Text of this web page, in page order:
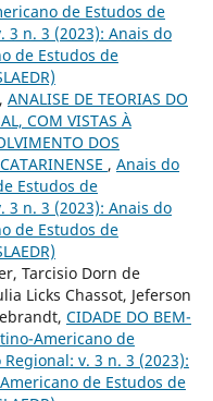
de Estudos de
3 n. 3 (2023): Anais do
de Estudos de
ANALISE DE TEORIAS DO
COM VISTAS À
DOS
, Anais do
Estudos de
3 n. 3 (2023): Anais do
de Estudos de
Tarcisio Dorn de
Licks Chassot, Jeferson
CIDADE DO BEM-
Americano de
v. 3 n. 3 (2023):
de Estudos de